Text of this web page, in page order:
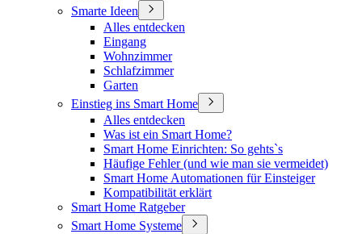
Smarte Ideen
Alles entdecken
Eingang
Wohnzimmer
Schlafzimmer
Garten
Einstieg ins Smart Home
Alles entdecken
Was ist ein Smart Home?
Smart Home Einrichten: So gehts`s
Häufige Fehler (und wie man sie vermeidet)
Smart Home Automationen für Einsteiger
Kompatibilität erklärt
Smart Home Ratgeber
Smart Home Systeme